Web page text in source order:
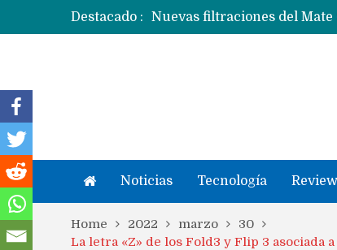
Destacado :
Noticias Tecnología
Home 2022 marzo
30
La letra «Z» de los Fold3 y Flip 3 asociada